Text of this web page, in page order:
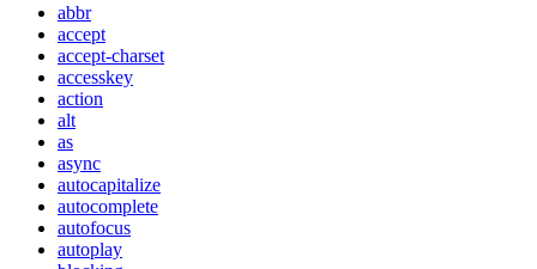
abbr
accept
accept-charset
accesskey
action
alt
as
async
autocapitalize
autocomplete
autofocus
autoplay